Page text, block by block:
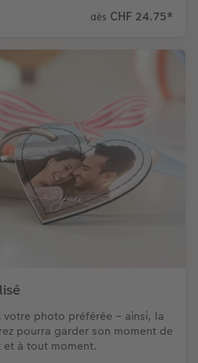
dès CHF 24.75*
photo préférée – ainsi, la
pourra garder son moment de
à tout moment.